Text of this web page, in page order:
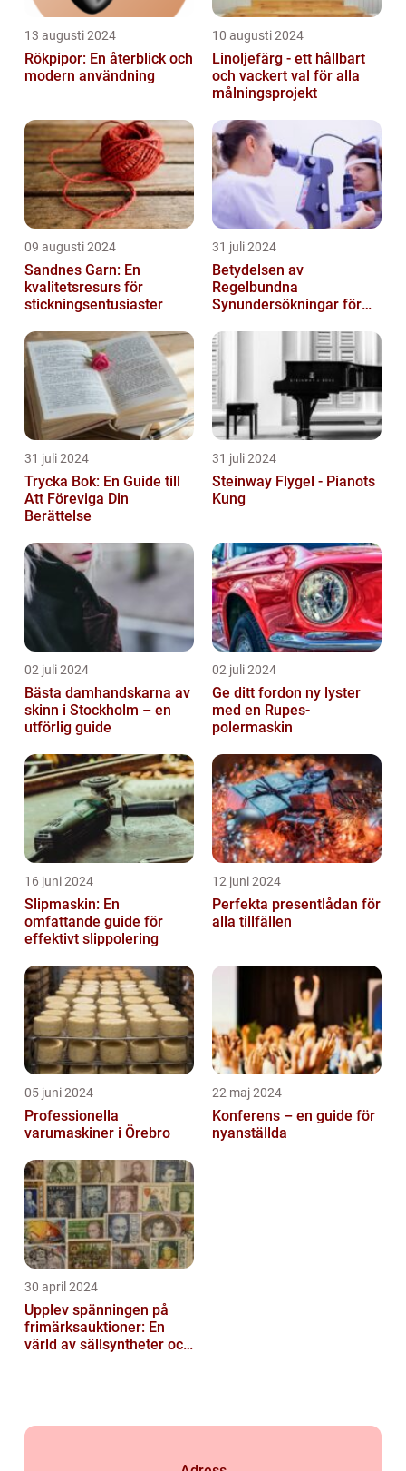
13 augusti 2024
Rökpipor: En återblick och
modern användning
10 augusti 2024
Linoljefärg - ett hållbart
och vackert val för alla
målningsprojekt
09 augusti 2024
Sandnes Garn: En
kvalitetsresurs för
stickningsentusiaster
31 juli 2024
Betydelsen av
Regelbundna
Synundersökningar för
31 juli 2024
Trycka Bok: En Guide till
Att Föreviga Din
Berättelse
31 juli 2024
Steinway Flygel - Pianots
Kung
02 juli 2024
Bästa damhandskarna av
skinn i Stockholm – en
utförlig guide
02 juli 2024
Ge ditt fordon ny lyster
med en Rupes-
polermaskin
16 juni 2024
Slipmaskin: En
omfattande guide för
effektivt slippolering
12 juni 2024
Perfekta presentlådan för
alla tillfällen
05 juni 2024
Professionella
varumaskiner i Örebro
22 maj 2024
Konferens – en guide för
nyanställda
30 april 2024
Upplev spänningen på
frimärksauktioner: En
värld av sällsyntheter och